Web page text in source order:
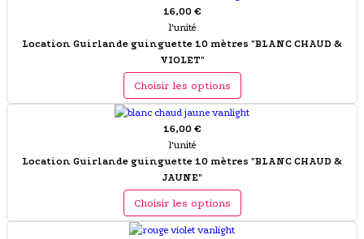
16,00 €
l'unité
Location Guirlande guinguette 10 mètres "BLANC CHAUD &
VIOLET"
Choisir les options
16,00 €
l'unité
Location Guirlande guinguette 10 mètres "BLANC CHAUD &
JAUNE"
Choisir les options